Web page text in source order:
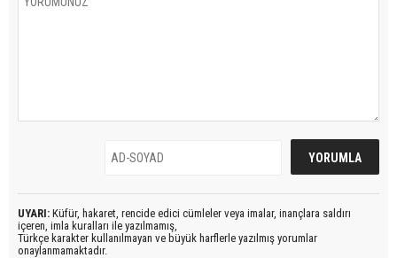
UYARI: Küfür, hakaret, rencide edici cümleler veya imalar, inançlara saldırı
içeren, imla kuralları ile yazılmamış,
Türkçe karakter kullanılmayan ve büyük harflerle yazılmış yorumlar
onaylanmamaktadır.